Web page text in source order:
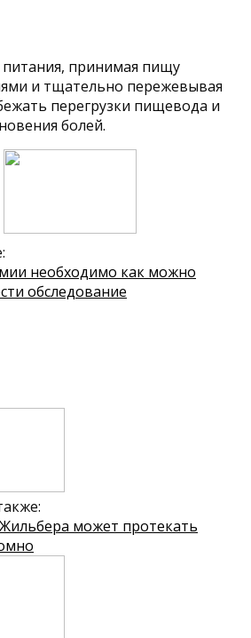
принимая пищу
и тщательно пережевывая
перегрузки пищевода и
болей.
необходимо как можно
обследование
может протекать